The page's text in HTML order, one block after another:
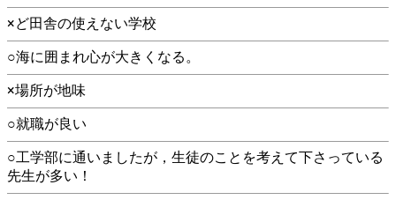
×ど田舎の使えない学校
○海に囲まれ心が大きくなる。
×場所が地味
○就職が良い
○工学部に通いましたが，生徒のことを考えて下さっている
先生が多い！